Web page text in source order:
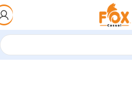
“كوتش رجالي مستورد جمليأبيض”